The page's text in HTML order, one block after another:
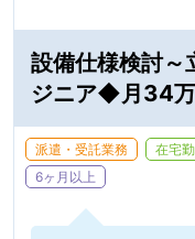
設備仕様検討～
ジニア◆月34
派遣・受託業務 在宅
6ヶ月以上